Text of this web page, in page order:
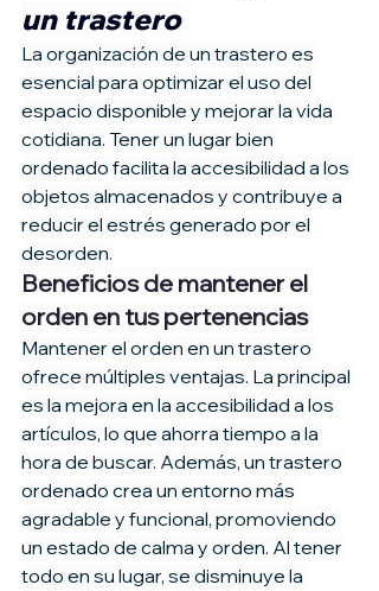
un trastero
La organización de un trastero es
esencial para optimizar el uso del
espacio disponible y mejorar la vida
cotidiana. Tener un lugar bien
ordenado facilita la accesibilidad a los
objetos almacenados y contribuye a
reducir el estrés generado por el
desorden.
Beneficios de mantener el
orden en tus pertenencias
Mantener el orden en un trastero
ofrece múltiples ventajas. La principal
es la mejora en la accesibilidad a los
artículos, lo que ahorra tiempo a la
hora de buscar. Además, un trastero
ordenado crea un entorno más
agradable y funcional, promoviendo
un estado de calma y orden. Al tener
todo en su lugar, se disminuye la